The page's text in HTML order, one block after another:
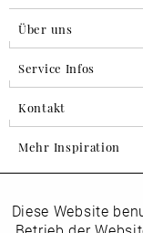
Über uns
Service Infos
Kontakt
Mehr Inspiration
Funktionale
Diese Website